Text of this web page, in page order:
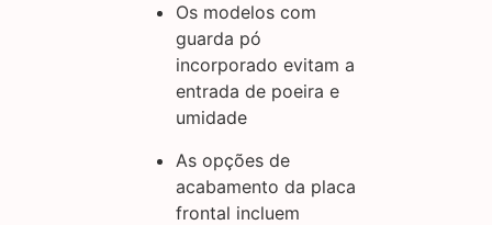
Os modelos com
guarda pó
incorporado evitam a
entrada de poeira e
umidade
As opções de
acabamento da placa
frontal incluem